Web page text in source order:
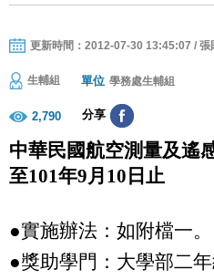
更新時間：2012-07-30 13:45:07 /
生輔組 單位 學務處生輔組
2,790 分享
中華民國航空測量及遙
至101年9 月 10 日止
●實施辦法：如附檔一。
●獎助學門： 大學部二